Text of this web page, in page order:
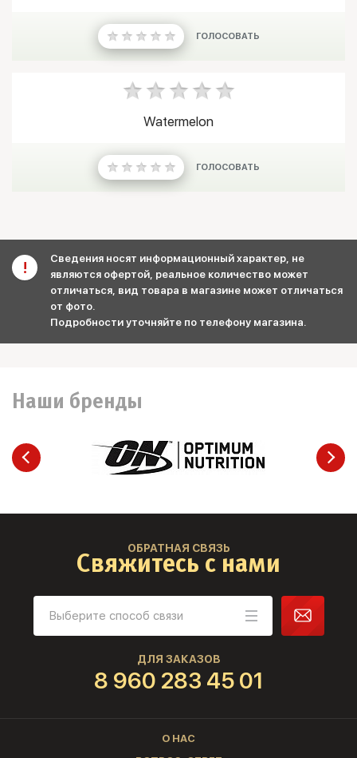
ГОЛОСОВАТЬ
Watermelon
ГОЛОСОВАТЬ
Сведения носят информационный характер, не
являются офертой, реальное количество может
отличаться, вид товара в магазине может отличаться
от фото.
Подробности уточняйте по телефону магазина.
Наши бренды
ОБРАТНАЯ СВЯЗЬ
Свяжитесь с нами
ДЛЯ ЗАКАЗОВ
8 960 283 45 01
О НАС